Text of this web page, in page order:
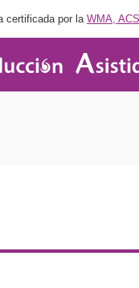
certificada por la WMA,